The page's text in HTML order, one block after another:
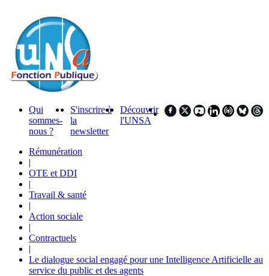
Qui
sommes-
nous ?
S'inscrire à
la
newsletter
Découvrir
l'UNSA
Rémunération
|
OTE et DDI
|
Travail & santé
|
Action sociale
|
Contractuels
|
Le dialogue social engagé pour une Intelligence Artificielle au
service du public et des agents